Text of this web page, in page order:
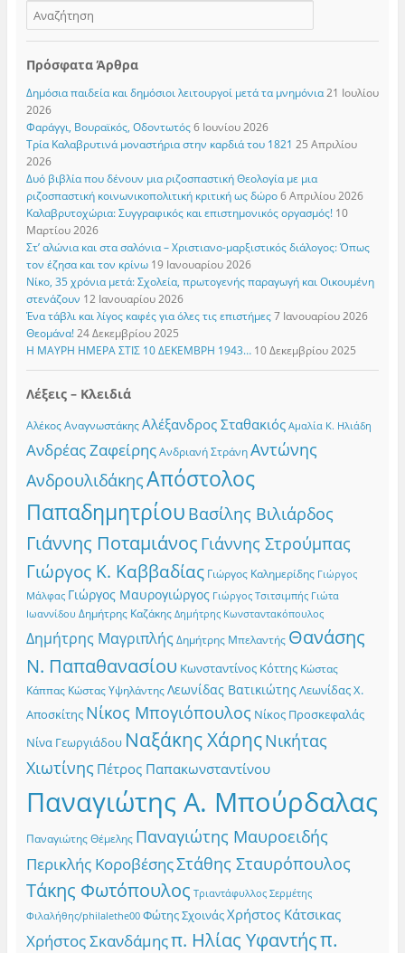
Πρόσφατα Άρθρα
Δημόσια παιδεία και δημόσιοι λειτουργοί μετά τα μνημόνια 21 Ιουλίου
2026
Φαράγγι, Βουραϊκός, Οδοντωτός 6 Ιουνίου 2026
Τρία Καλαβρυτινά μοναστήρια στην καρδιά του 1821 25 Απριλίου
2026
Δυό βιβλία που δένουν μια ριζοσπαστική Θεολογία με μια
ριζοσπαστική κοινωνικοπολιτική κριτική ως δώρο 6 Απριλίου 2026
Καλαβρυτοχώρια: Συγγραφικός και επιστημονικός οργασμός! 10
Μαρτίου 2026
Στ’ αλώνια και στα σαλόνια – Χριστιανο-μαρξιστικός διάλογος: Όπως
τον έζησα και τον κρίνω 19 Ιανουαρίου 2026
Νίκο, 35 χρόνια μετά: Σχολεία, πρωτογενής παραγωγή και Οικουμένη
στενάζουν 12 Ιανουαρίου 2026
Ένα τάβλι και λίγος καφές για όλες τις επιστήμες 7 Ιανουαρίου 2026
Θεομάνα! 24 Δεκεμβρίου 2025
Η ΜΑΥΡΗ ΗΜΕΡΑ ΣΤΙΣ 10 ΔΕΚΕΜΒΡΗ 1943… 10 Δεκεμβρίου 2025
Λέξεις – Κλειδιά
Αλέκος Αναγνωστάκης Αλέξανδρος Σταθακιός Αμαλία Κ. Ηλιάδη
Ανδρέας Ζαφείρης Ανδριανή Στράνη Αντώνης
ΑνδρουλιδάκηςΑπόστολος
Παπαδημητρίου Βασίλης Βιλιάρδος
Γιάννης Ποταμιάνος Γιάννης Στρούμπας
Γιώργος Κ. Καββαδίας Γιώργος Καλημερίδης Γιώργος
Μάλφας Γιώργος Μαυρογιώργος Γιώργος Τσιτσιμπής Γιώτα
Ιωαννίδου Δημήτρης Καζάκης Δημήτρης Κωνσταντακόπουλος
Δημήτρης Μαγριπλής Δημήτρης Μπελαντής Θανάσης
Ν. Παπαθανασίου Κωνσταντίνος Κόττης Κώστας
Κάππας Κώστας Υψηλάντης Λεωνίδας ΒατικιώτηςΛεωνίδας Χ.
Αποσκίτης Νίκος Μπογιόπουλος Νίκος Προσκεφαλάς
Νίνα Γεωργιάδου Ναξάκης ΧάρηςΝικήτας
Χιωτίνης Πέτρος Παπακωνσταντίνου
Παναγιώτης Α. Μπούρδαλας
Παναγιώτης Θέμελης Παναγιώτης Μαυροειδής
Περικλής ΚοροβέσηςΣτάθης Σταυρόπουλος
Τάκης Φωτόπουλος Τριαντάφυλλος Σερμέτης
Φιλαλήθης/philalethe00 Φώτης ΣχοινάςΧρήστος Κάτσικας
Χρήστος Σκανδάμηςπ. Ηλίας Υφαντήςπ.